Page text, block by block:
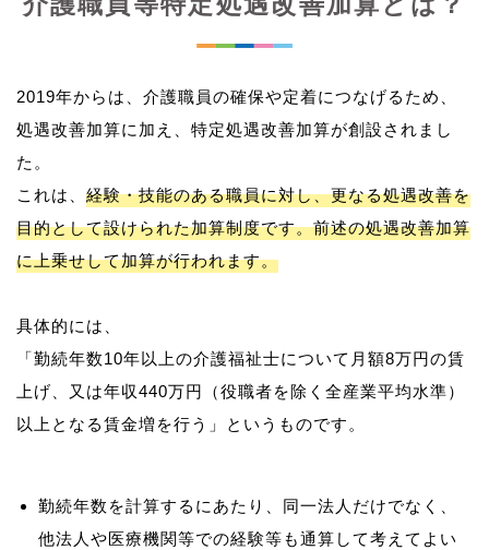
2019年からは、介護職員の確保や定着につなげるため、
処遇改善加算に加え、特定処遇改善加算が創設されまし
た。
これは、 経験・技能のある職員に対し、更なる処遇改善を
目的として設けられた加算制度です。前述の処遇改善加算
に上乗せして加算が行われます。
具体的には、
「勤続年数10年以上の介護福祉士について月額8万円の賃
上げ、又は年収440万円（役職者を除く全産業平均水準）
勤続年数を計算するにあたり、同一法人だけでなく、
他法人や医療機関等での経験等も通算して考えてよい